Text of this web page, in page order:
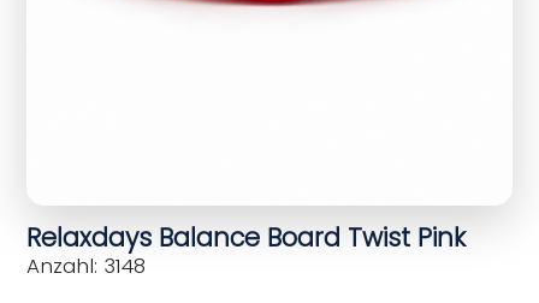
Relaxdays Balance Board Twist Pink
Anzahl: 3148